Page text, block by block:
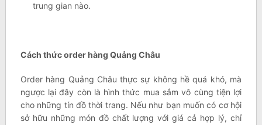
trung gian nào.
Cách thức order hàng Quảng Châu
Order hàng Quảng Châu thực sự không hề quá khó, mà
ngược lại đây còn là hình thức mua sắm vô cùng tiện lợi
cho những tín đồ thời trang. Nếu như bạn muốn có cơ hội
sở hữu những món đồ chất lượng với giá cả hợp lý, chỉ